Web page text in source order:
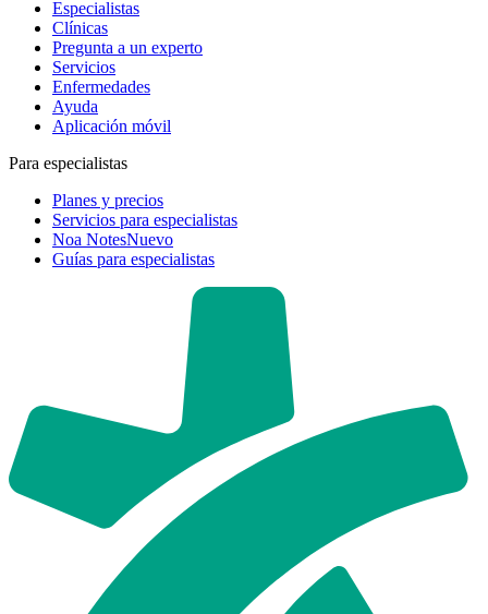
Especialistas
Clínicas
Pregunta a un experto
Servicios
Enfermedades
Ayuda
Aplicación móvil
Para especialistas
Planes y precios
Servicios para especialistas
Noa NotesNuevo
Guías para especialistas